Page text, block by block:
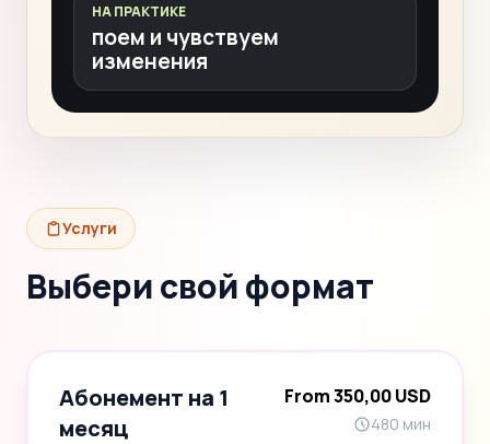
НА ПРАКТИКЕ
поем и чувствуем
изменения
Услуги
Выбери свой формат
Абонемент на 1
месяц
From 350,00 USD
480 мин